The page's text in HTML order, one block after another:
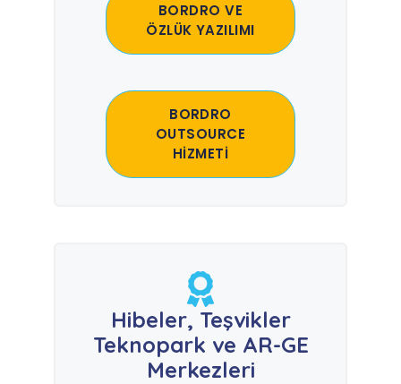
BORDRO VE
ÖZLÜK YAZILIMI
BORDRO
OUTSOURCE
HİZMETİ
Hibeler, Teşvikler
Teknopark ve AR-GE
Merkezleri